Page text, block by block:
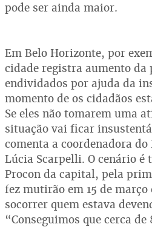
pode ser ainda maior.
Em Belo Horizonte, por
cidade registra aumento da
endividados por ajuda da
momento de os cidadãos
Se eles não tomarem uma
situação vai ficar
comenta a coordenadora
Lúcia Scarpelli. O cenário é
Procon da capital, pela
fez mutirão em 15 de março
socorrer quem estava
“Conseguimos que cerca de